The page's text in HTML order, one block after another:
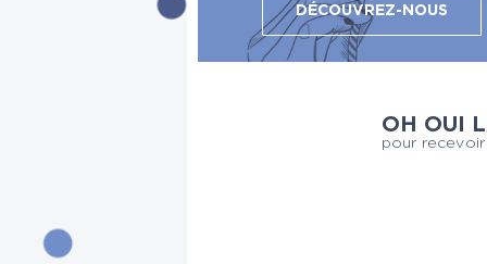
DÉCOUVREZ-NOUS
OH OUI
pour